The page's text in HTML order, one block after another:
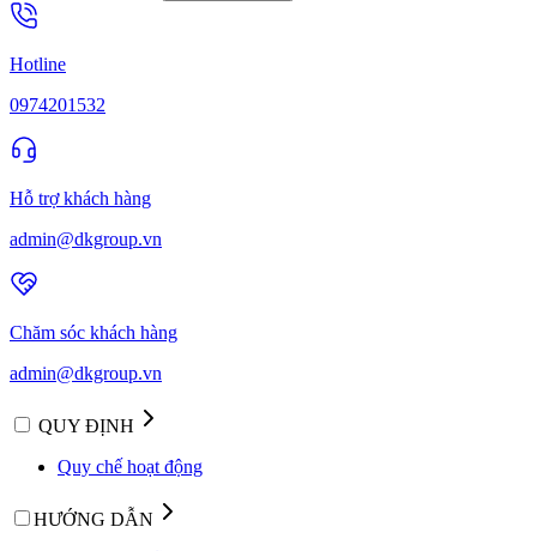
Hotline
0974201532
Hỗ trợ khách hàng
admin@dkgroup.vn
Chăm sóc khách hàng
admin@dkgroup.vn
QUY ĐỊNH
Quy chế hoạt động
HƯỚNG DẪN